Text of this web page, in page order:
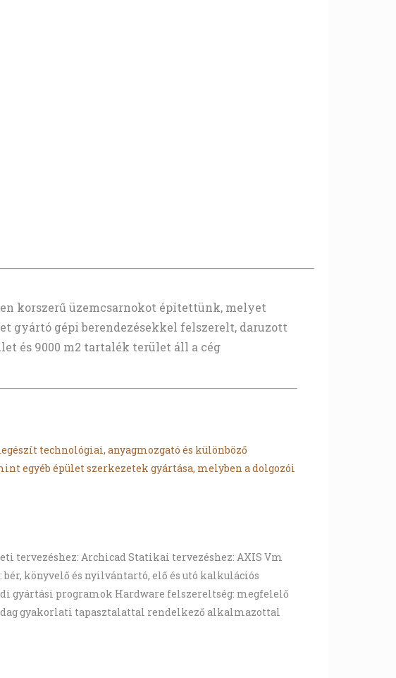
korszerű üzemcsarnokot építettünk, melyet
gyártó gépi berendezésekkel felszerelt, daruzott
és 9000 m2 tartalék terület áll a cég
technológiai, anyagmozgató és különböző
egyéb épület szerkezetek gyártása, melyben a dolgozói
tervezéshez: Archicad Statikai tervezéshez: AXIS Vm
könyvelő és nyilvántartó, elő és utó kalkulációs
gyártási programok Hardware felszereltség: megfelelő
gyakorlati tapasztalattal rendelkező alkalmazottal